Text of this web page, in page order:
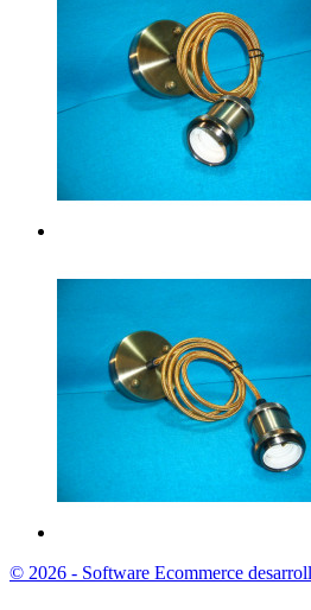
© 2026 - Software Ecommerce